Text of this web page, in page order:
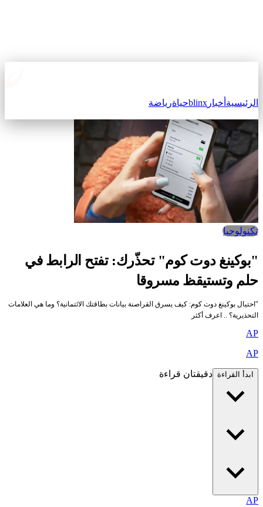
الرئيسية أخبار blinxحياةرياضة
تكنولوجيا
"بوكينغ دوت كوم" تحذّرك: تفتح الرابط في
حلم وتستيقظ مسروقا
"احتيال بوكينغ دوت كوم: كيف يسرق القراصنة بيانات بطاقتك الائتمانية؟ وما هي العلامات
التحذيرية؟ .. اعرف أكثر
AP
AP
ابدأ القراءة دقيقتان قراءة
AP